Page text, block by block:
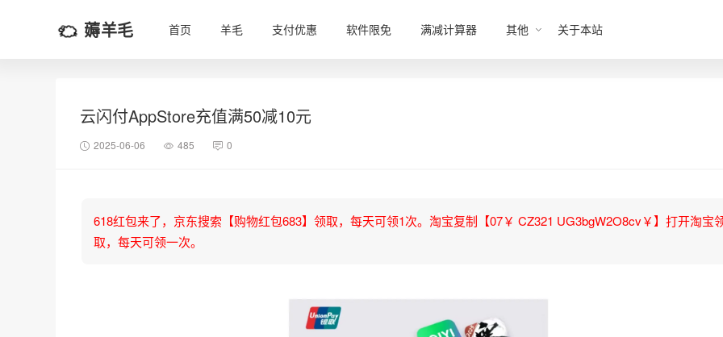
薅羊毛 首页 羊毛 支付优惠 软件限免 满减计算器 其他 关于本站
云闪付AppStore充值满50减10元
2025-06-06 485 0
618红包来了，京东搜索【购物红包683】领取，每天可领1次。淘宝复制【07￥ CZ321 UG3bgW2O8cv￥】打开淘宝
取，每天可领一次。